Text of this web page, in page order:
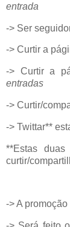
entrada
-> Ser
-> Curtir a
-> Curtir a
entradas
-> Curtir/
-> Twittar**
**Estas
curtir/
-> A